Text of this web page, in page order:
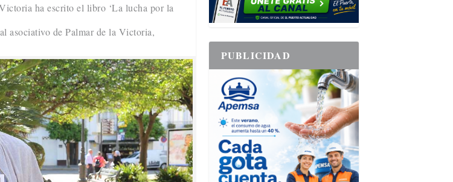
ha escrito el libro ‘La lucha por la
asociativo de Palmar de la Victoria,
PUBLICIDAD